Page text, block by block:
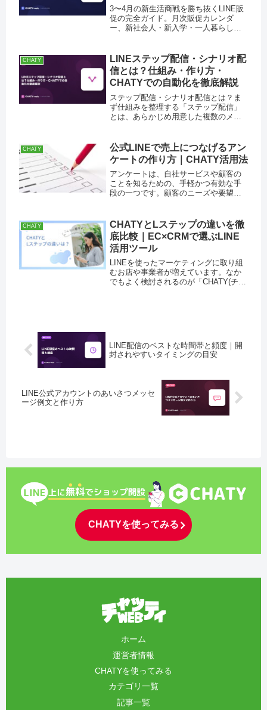
3〜4月の新生活商戦を勝ち抜くLINE販
促の完全ガイド。月次販促カレンダ
ー、新社会人・新入学・一人暮らし向
数値目安と売上換算試算まで、店舗オ
ーナーがそのまま使える運用手順を解
説します。
CHATY
LINEステップ配信・シナリオ配
信とは？仕組み・作り方・
CHATYでの自動化を徹底解説
ステップ配信・シナリオ配信とは？ま
ず仕組みを整理する「ステップ配信」
とは、あらかじめ用意した複数のメッ
信していく手法です。「シナリオ配
信」もほぼ同義で使われ、見込み客を
段階...
CHATY
公式LINEで売上につなげるアン
ケートの作り方｜CHATY活用法
アンケートは、自社サービスや顧客の
ことを知るための、手軽かつ有効な手
段の一つです。顧客のニーズや要望を
す。また、アンケート結果を分析する
ことで、マーケティング戦略の見直し
や...
CHATY
CHATYとLステップの違いを徹
底比較｜EC×CRMで選ぶLINE
活用ツール
LINEを使ったマーケティングに取り組
むお店や事業者が増えています。なか
でもよく検討されるのが「CHATY(チャ
LINE配信のベストな時間帯と頻度｜開
封されやすいタイミングの目安
LINE公式アカウントのあいさつメッセ
ージ例文と作り方
CHATYを使ってみる
ホーム
運営者情報
CHATYを使ってみる
カテゴリ一覧
記事一覧